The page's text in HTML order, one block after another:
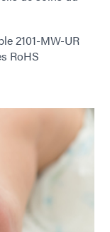
2101-MW-UR
RoHS